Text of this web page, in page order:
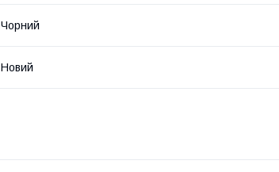
Чорний
Новий